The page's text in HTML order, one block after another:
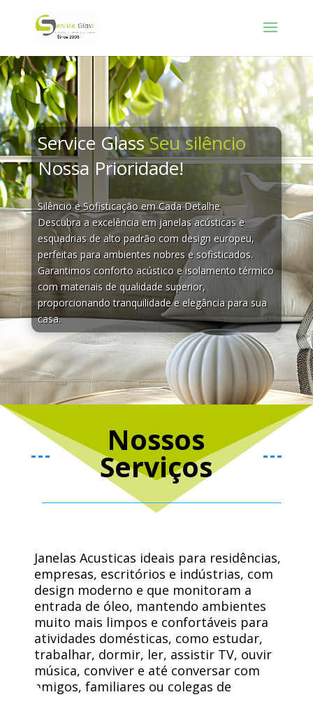
Service GlassSeu silêncio
Nossa Prioridade!
Silêncio e Sofisticação em Cada Detalhe
Descubra a excelência em janelas acústicas e
esquadrias de alto padrão com design europeu,
perfeitas para ambientes nobres e sofisticados.
Garantimos conforto acústico e isolamento térmico
com materiais de qualidade superior,
proporcionando tranquilidade e elegância para sua
casa.
Nossos
Serviços
Janelas Acusticas ideais para residências,
empresas, escritórios e indústrias, com
design moderno e que monitoram a
entrada de óleo, mantendo ambientes
muito mais limpos e confortáveis ​​para
atividades domésticas, como estudar,
trabalhar, dormir, ler, assistir TV, ouvir
música, conviver e até conversar com
amigos, familiares ou colegas de